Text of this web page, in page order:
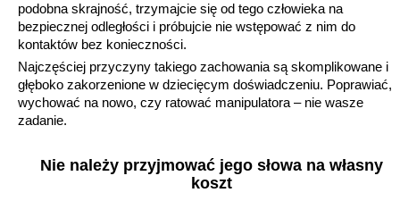
podobna skrajność, trzymajcie się od tego człowieka na
bezpiecznej odległości i próbujcie nie wstępować z nim do
kontaktów bez konieczności.
Najczęściej przyczyny takiego zachowania są skomplikowane i
głęboko zakorzenione w dziecięcym doświadczeniu. Poprawiać,
wychować na nowo, czy ratować manipulatora – nie wasze
zadanie.
Nie należy przyjmować jego słowa na własny
koszt